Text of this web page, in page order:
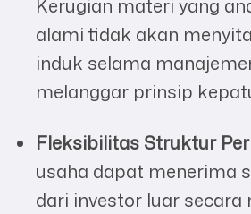
Kerugian materi yang
alami tidak akan
induk selama
melanggar prinsip
Fleksibilitas Struktur
usaha dapat menerima
dari investor luar